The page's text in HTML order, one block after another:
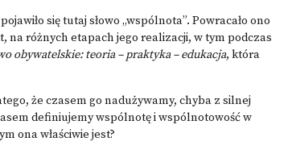
się tutaj słowo „wspólnota”. Powracało ono
na różnych etapach jego realizacji, w tym podczas
obywatelskie: teoria – praktyka – edukacja, która
że czasem go nadużywamy, chyba z silnej
definiujemy wspólnotę i wspólnotowość w
ona właściwie jest?